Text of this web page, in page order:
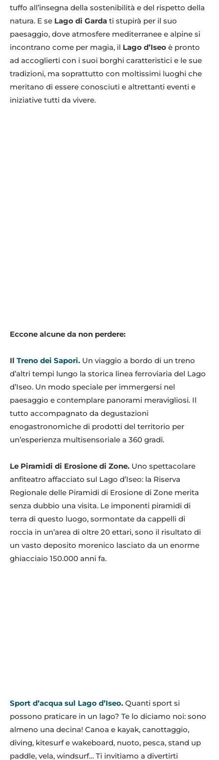
tuffo all’insegna della sostenibilità e del rispetto della
natura. E se Lago di Garda ti stupirà per il suo
paesaggio, dove atmosfere mediterranee e alpine si
incontrano come per magia, il Lago d’Iseo è pronto
ad accoglierti con i suoi borghi caratteristici e le sue
tradizioni, ma soprattutto con moltissimi luoghi che
meritano di essere conosciuti e altrettanti eventi e
iniziative tutti da vivere.
Eccone alcune da non perdere:
Il Treno dei Sapori. Un viaggio a bordo di un treno
d’altri tempi lungo la storica linea ferroviaria del Lago
d’Iseo. Un modo speciale per immergersi nel
paesaggio e contemplare panorami meravigliosi. Il
tutto accompagnato da degustazioni
enogastronomiche di prodotti del territorio per
un’esperienza multisensoriale a 360 gradi.
Le Piramidi di Erosione di Zone. Uno spettacolare
anfiteatro affacciato sul Lago d’Iseo: la Riserva
Regionale delle Piramidi di Erosione di Zone merita
senza dubbio una visita. Le imponenti piramidi di
terra di questo luogo, sormontate da cappelli di
roccia in un’area di oltre 20 ettari, sono il risultato di
un vasto deposito morenico lasciato da un enorme
ghiacciaio 150.000 anni fa.
Sport d’acqua sul Lago d’Iseo. Quanti sport si
possono praticare in un lago? Te lo diciamo noi: sono
almeno una decina! Canoa e kayak, canottaggio,
diving, kitesurf e wakeboard, nuoto, pesca, stand up
paddle, vela, windsurf… Ti invitiamo a divertirti